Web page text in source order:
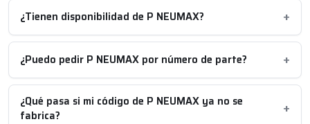
¿Tienen disponibilidad de P NEUMAX?
¿Puedo pedir P NEUMAX por número de parte?
¿Qué pasa si mi código de P NEUMAX ya no se
fabrica?